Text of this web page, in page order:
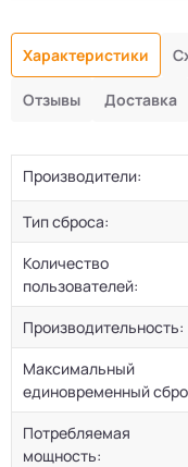
Характеристики
Отзывы Доставка
Производители:
Тип сброса:
Количество
пользователей:
Производительность:
Максимальный
единовременный
Потребляемая
мощность: